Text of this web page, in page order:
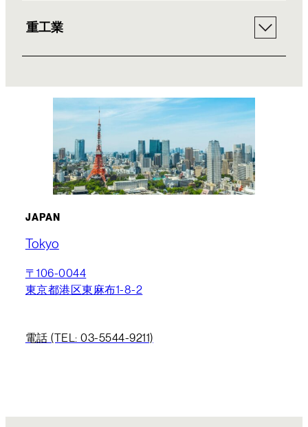
重工業
JAPAN
Tokyo
〒106-0044
東京都港区東麻布1-8-2
電話 (TEL: 03-5544-9211)